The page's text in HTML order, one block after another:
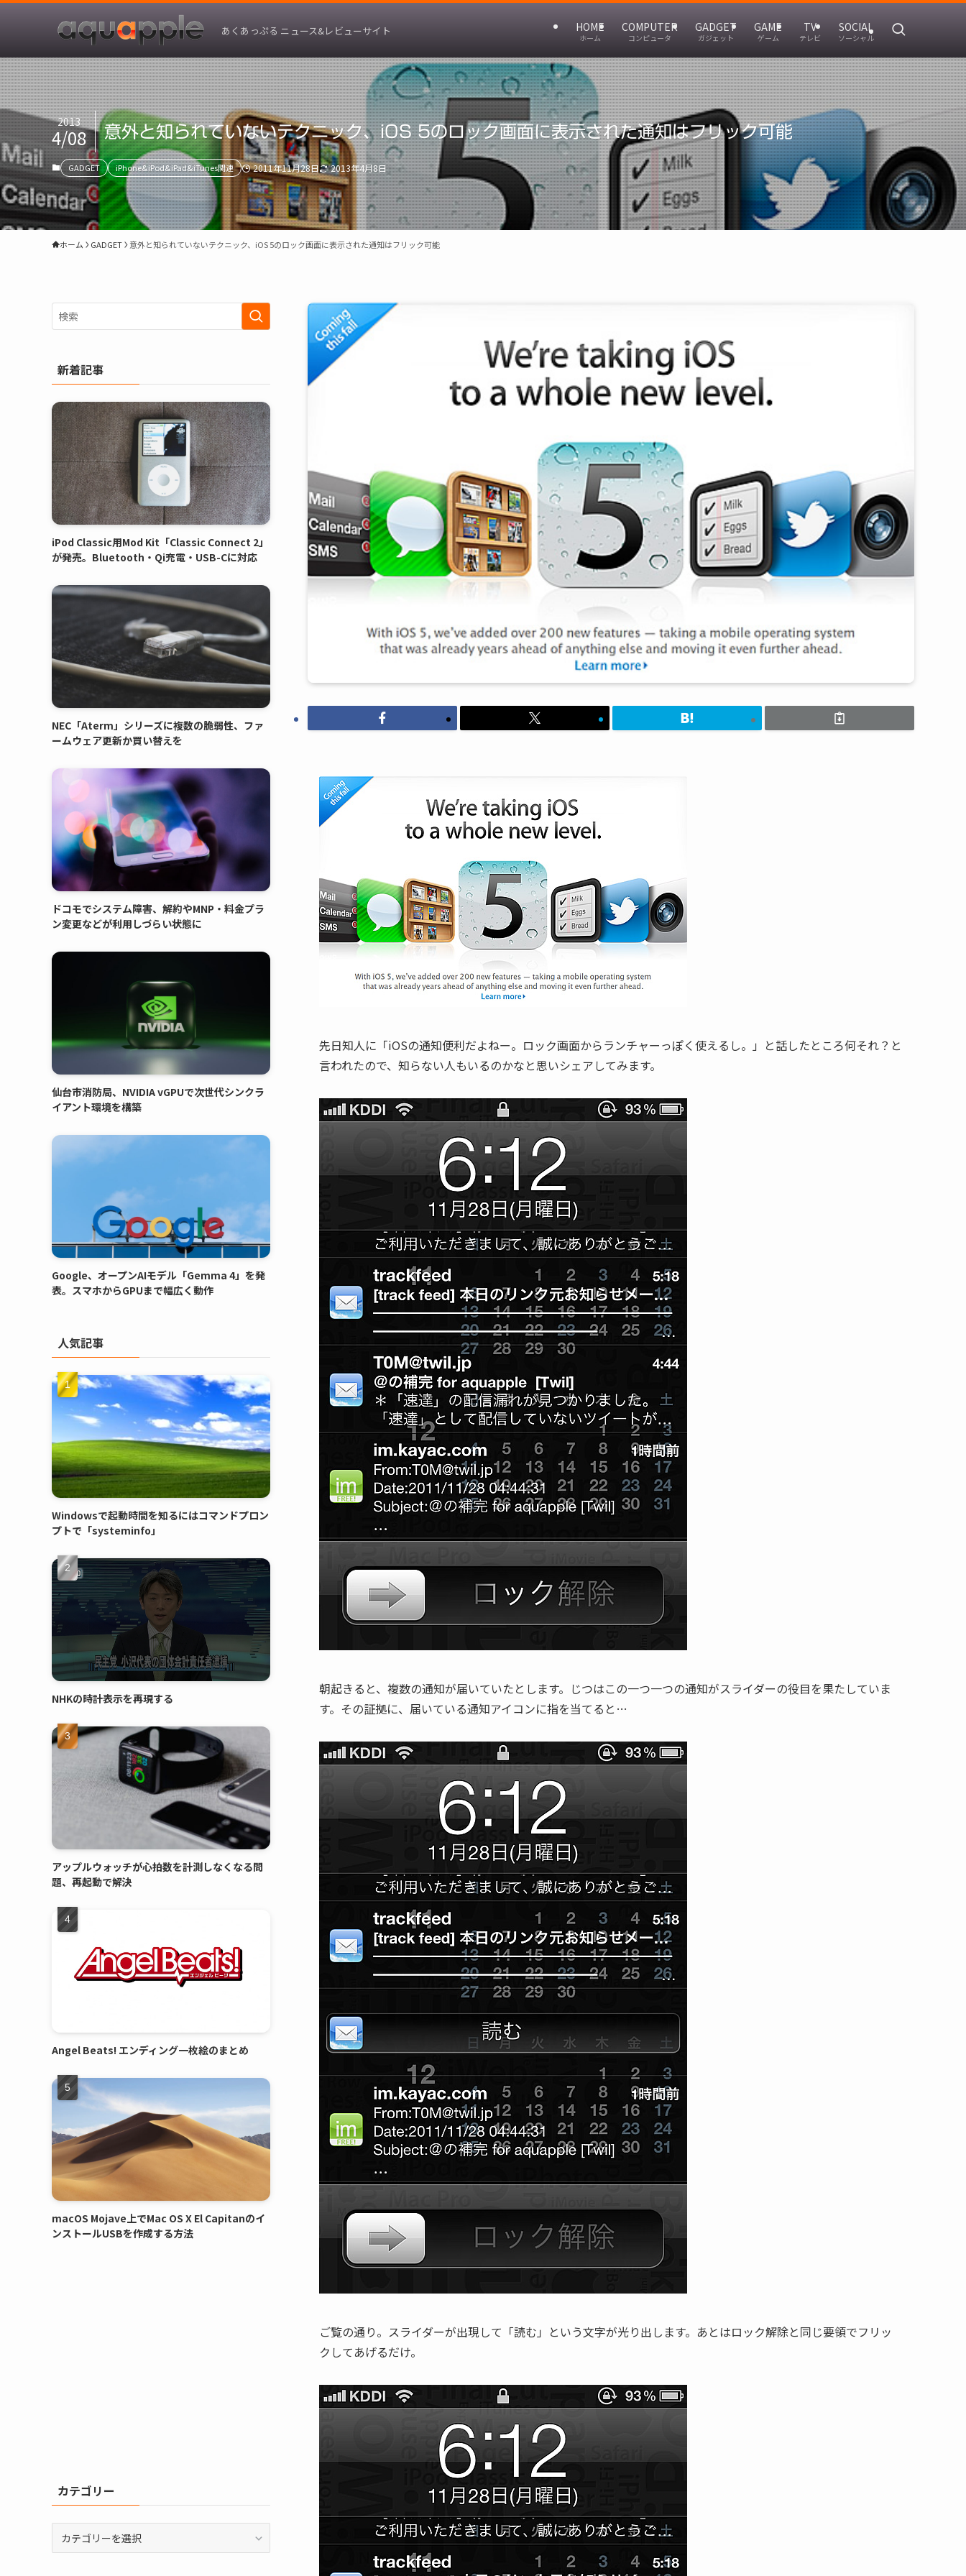
あくあっぷる ニュース&レビューサイト HOME
ホーム
COMPUTER
コンピュータ
GADGET
ガジェット
GAME
ゲーム
TV
テレビ
SOCIAL
ソーシャル
意外と知られていないテクニック、iOS 5のロック画面に表示された通知はフリック可能
2013
4/08
GADGET iPhone&iPod&iPad&iTunes関連 2011年11月28日 2013年4月8日
ホーム GADGET 意外と知られていないテクニック、iOS 5のロック画面に表示された通知はフリック可能
先日知人に「iOSの通知便利だよねー。ロック画面からランチャーっぽく使えるし。」と話したところ何それ？と
言われたので、知らない人もいるのかなと思いシェアしてみます。
朝起きると、複数の通知が届いていたとします。じつはこの一つ一つの通知がスライダーの役目を果たしていま
す。その証拠に、届いている通知アイコンに指を当てると…
ご覧の通り。スライダーが出現して「読む」という文字が光り出します。あとはロック解除と同じ要領でフリッ
クしてあげるだけ。
新着記事
iPod Classic用Mod Kit「Classic Connect 2」
が発売。Bluetooth・Qi充電・USB-Cに対応
NEC「Aterm」シリーズに複数の脆弱性、ファ
ームウェア更新か買い替えを
ドコモでシステム障害、解約やMNP・料金プラ
ン変更などが利用しづらい状態に
仙台市消防局、NVIDIA vGPUで次世代シンクラ
イアント環境を構築
Google、オープンAIモデル「Gemma 4」を発
表。スマホからGPUまで幅広く動作
人気記事
Windowsで起動時間を知るにはコマンドプロン
プトで「systeminfo」
NHKの時計表示を再現する
アップルウォッチが心拍数を計測しなくなる問
題、再起動で解決
Angel Beats! エンディング一枚絵のまとめ
macOS Mojave上でMac OS X El Capitanのイ
ンストールUSBを作成する方法
カテゴリー